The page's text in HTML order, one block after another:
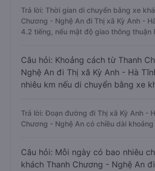
Trả lời: Thời gian di chuyển bằng xe
Chương - Nghệ An đi Thị xã Kỳ Anh -
4.2 tiếng, nếu mật độ giao thông thuận
Câu hỏi: Khoảng cách từ Thanh
Nghệ An đi Thị xã Kỳ Anh - Hà
nhiêu km nếu di chuyển bằng xe
Trả lời: Đoạn đường đi Thị xã Kỳ Anh -
Chương - Nghệ An có chiều dài
Câu hỏi: Mỗi ngày có bao nhiêu
khách Thanh Chương - Nghệ An